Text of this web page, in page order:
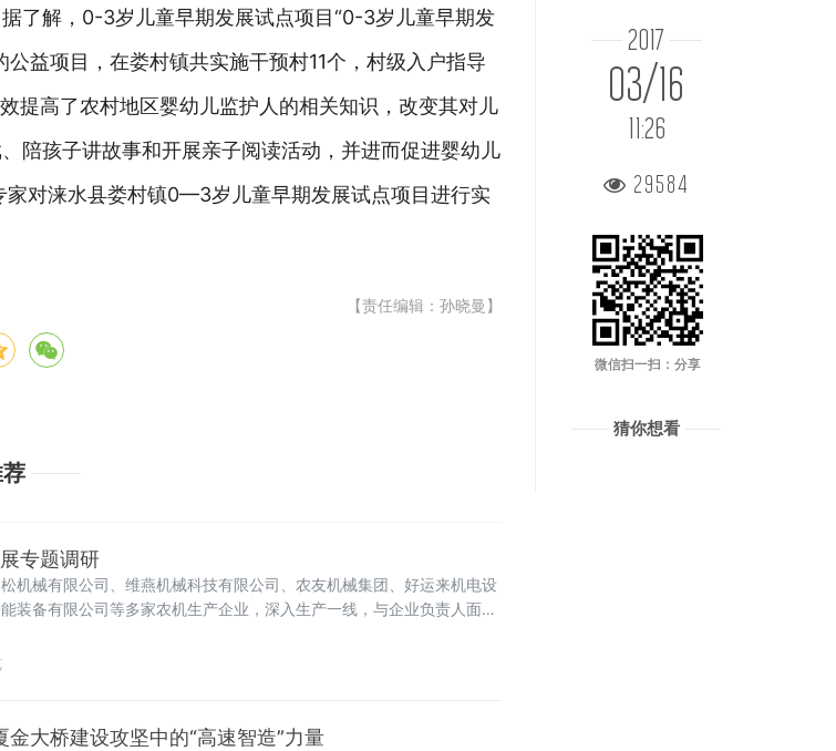
据了解，0-3岁儿童早期发展试点项目“0-3岁儿童早期发
益项目，在娄村镇共实施干预村11个，村级入户指导
提高了农村地区婴幼儿监护人的相关知识，改变其对儿
陪孩子讲故事和开展亲子阅读活动，并进而促进婴幼儿
家对涞水县娄村镇0—3岁儿童早期发展试点项目进行实
【责任编辑：孙晓曼】
专题调研
机械有限公司、维燕机械科技有限公司、农友机械集团、好运来机电设
装备有限公司等多家农机生产企业，深入生产一线，与企业负责人面对
大桥建设攻坚中的“高速智造”力量
2017
03/16
11:26
29584
微信扫一扫：分享
猜你想看